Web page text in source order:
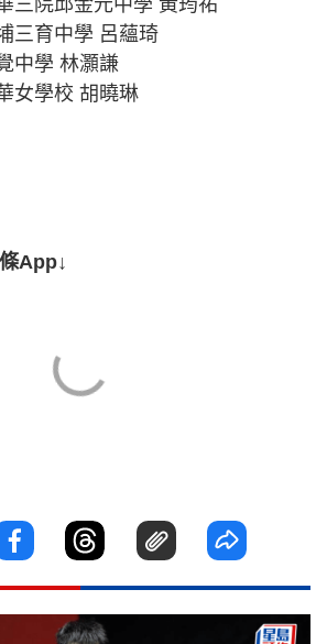
三育中學 呂蘊琦
中學 林灝謙
女學校 胡曉琳
App↓